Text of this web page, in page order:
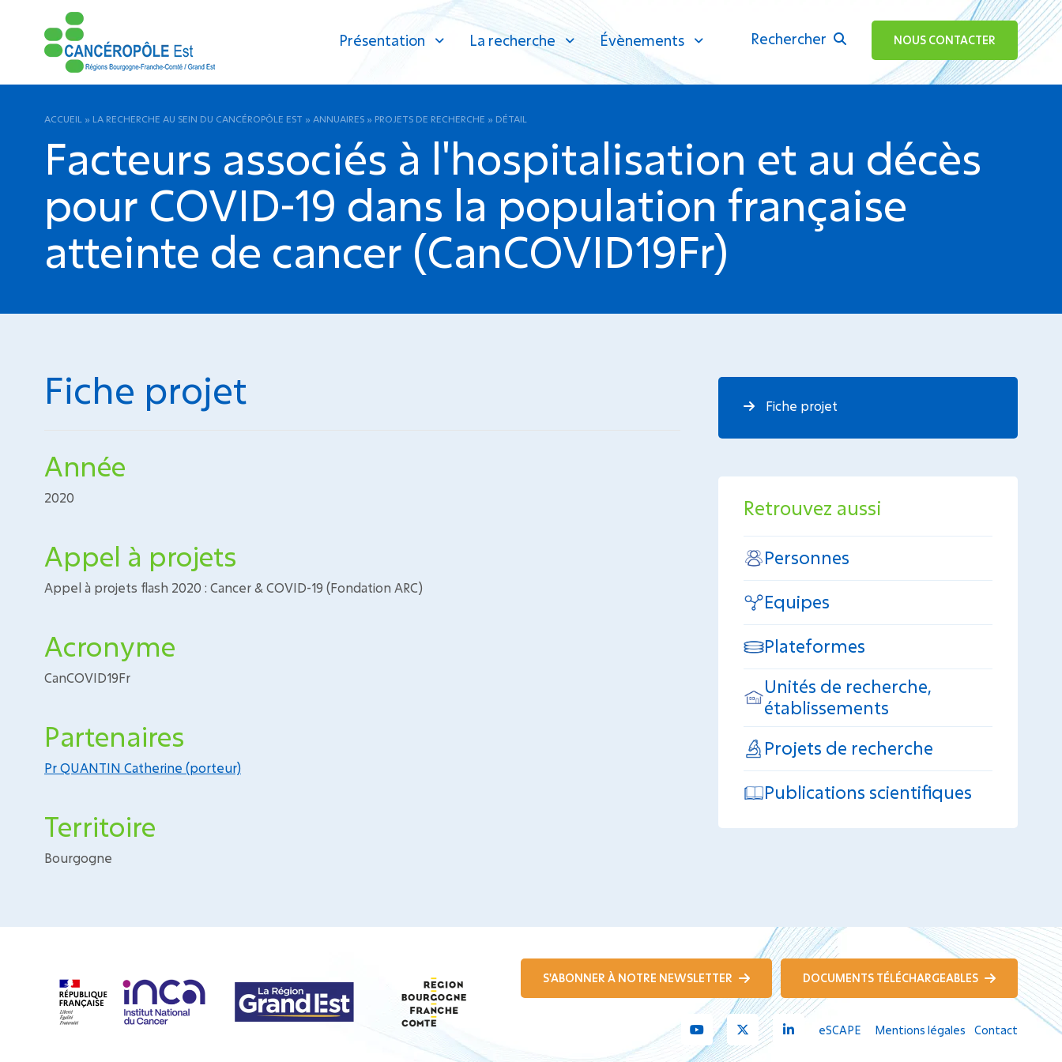
Présentation La recherche Évènements Rechercher
ok NOUS CONTACTER
ACCUEIL » LA RECHERCHE AU SEIN DU CANCÉROPÔLE EST » ANNUAIRES » PROJETS DE RECHERCHE » DÉTAIL
Facteurs associés à l'hospitalisation et au décès
pour COVID-19 dans la population française
atteinte de cancer (CanCOVID19Fr)
Fiche projet
Année
2020
Appel à projets
Appel à projets flash 2020 : Cancer & COVID-19 (Fondation ARC)
Acronyme
CanCOVID19Fr
Partenaires
Pr QUANTIN Catherine (porteur)
Territoire
Bourgogne
Fiche projet
Retrouvez aussi
Personnes
Equipes
Plateformes
Unités de recherche,
établissements
Projets de recherche
Publications scientifiques
S'ABONNER À NOTRE NEWSLETTER DOCUMENTS TÉLÉCHARGEABLES
Youtube Linkedin
eSCAPE Mentions légales Contact